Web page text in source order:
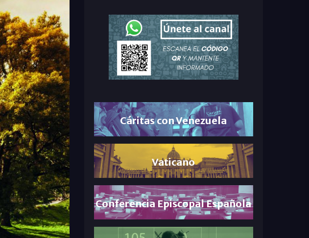
Cáritas con Venezuela
Vaticano
Conferencia Episcopal Española